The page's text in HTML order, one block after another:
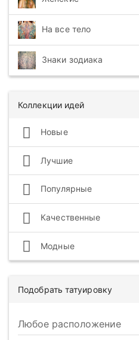
На все тело
Знаки зодиака
Коллекции идей
Новые
Лучшие
Популярные
Качественные
Модные
Подобрать татуировку